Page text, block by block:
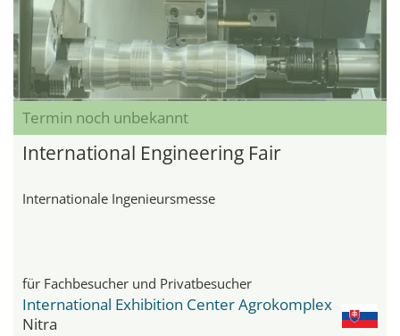
Termin noch unbekannt
International Engineering Fair
Internationale Ingenieursmesse
für Fachbesucher und Privatbesucher
International Exhibition Center Agrokomplex
Nitra